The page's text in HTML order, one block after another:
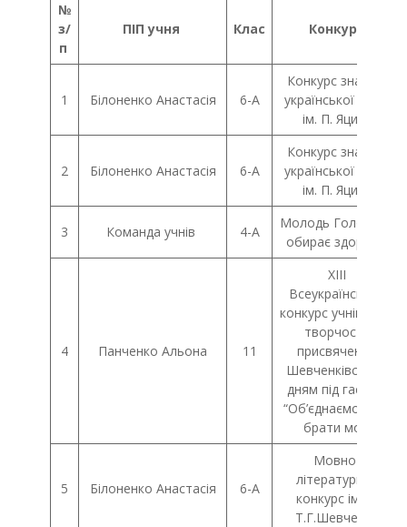
№
з/
п
ПІП учня Клас Конкурс
1 Білоненко Анастасія 6-А
Конкурс знавців
української мови
ім. П. Яцика
2 Білоненко Анастасія 6-А
Конкурс знавців
української мови
ім. П. Яцика
3 Команда учнів 4-А
Молодь Голосієва
обирає здоров’я
4 Панченко Альона 11
ХІІI
Всеукраїнський
конкурс учнівської
творчості,
присвячений
Шевченківським
дням під гаслом
“Об’єднаємося ж,
брати мої”
5 Білоненко Анастасія 6-А
Мовно-
літературний
конкурс імені
Т.Г.Шевченка